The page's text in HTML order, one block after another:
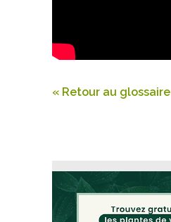
« Retour au glossaire